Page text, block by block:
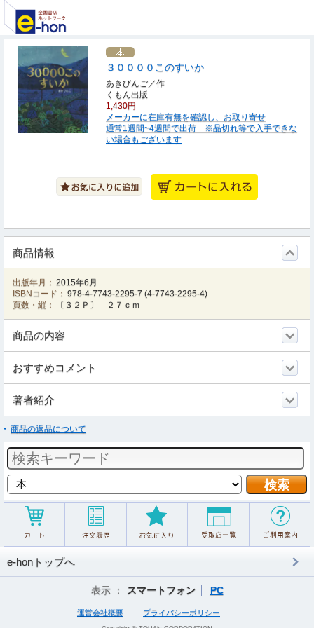
３００００このすいか
あきびんご／作
くもん出版
1,430円
メーカーに在庫有無を確認し、お取り寄せ
通常1週間~4週間で出荷 ※品切れ等で入手できな
い場合もございます
商品情報
出版年月： 2015年6月
ISBNコード： 978-4-7743-2295-7 (4-7743-2295-4)
頁数・縦：
〔３２Ｐ〕 ２７ｃｍ
商品の内容
おすすめコメント
著者紹介
商品の返品について
e-honトップへ
表示 ： スマートフォン PC
運営会社概要 プライバシーポリシー